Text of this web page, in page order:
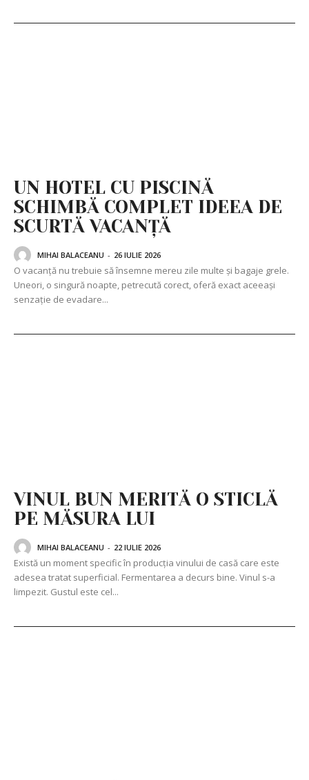
UN HOTEL CU PISCINĂ
SCHIMBĂ COMPLET IDEEA DE
SCURTĂ VACANȚĂ
MIHAI BALACEANU - 26 IULIE 2026
O vacanță nu trebuie să însemne mereu zile multe și bagaje grele.
Uneori, o singură noapte, petrecută corect, oferă exact aceeași
senzație de evadare...
VINUL BUN MERITĂ O STICLĂ
PE MĂSURA LUI
MIHAI BALACEANU - 22 IULIE 2026
Există un moment specific în producția vinului de casă care este
adesea tratat superficial. Fermentarea a decurs bine. Vinul s-a
limpezit. Gustul este cel...